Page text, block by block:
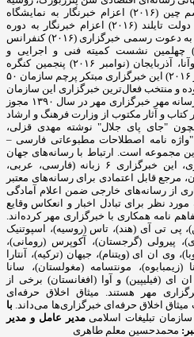
(۲۰۱۶) اجلاس رسانه‌ای جاده ابریشم چین (۲۰۱۶) اعزام خبرنگار به نمایشگاه
صنعت حلال تایلند به دعوت رسمی دولت تایلند (۲۰۱۶) اعزام خبرنگار به دوره
آموزشی خبرگزاری اسپوتنیک روسیه به دعوت رسمی خبرگزاری (۲۰۱۶) کنفرانس
رسانه‌های اسلامی، اندونزی (۲۰۱۶) چهلمین نشست کمیته فنی و اجرایی و
شانزدهمین اجلاس مجمع عمومی اوآنا، آذربایجان (نوامبر ۲۰۱۶) پنجمین کنگره
جهانی خبرگزاری‌ها، آذربایجان (نوامبر ۲۰۱۶) این خبرگزاری مبتکر پرچم سازمان ۵۰
و منتخب فعال‌ترین خبرگزاری این سازمان
در سال ۲۰۱۰ بوده است. انتشارات رسانه مهر خبرگزاری مهر در سال ۱۳۹۰ مجوز
کتاب و آثار مکتوب از وزارت فرهنگ و ارشاد
"جای پای جلال" نوشته مهدی قزلی،
نامه اصطلاحات مطبوعاتی فارسی –
این مجموعه است. ارتباط با رسانه‌های جهان
نظر به حضور بین‌المللی و اثرگذاری، این خبرگزاری ۶ زبانه (فارسی، عربی،
مرجع قابل اعتمادی برای رسانه‌های معتبر
از رسانه‌های خارجی ضمن اعلام آمادگی
نظر برای تبادل اخبار و انعکاس وقایع
نامه همکاری با خبرگزاری مهر کرده‌اند.
پی تی آی (هند)، تاس (روسیه)، اسپوتنیک
پیرولی (گرجستان)، آکوپرس (رومانی)،
وی ان ای (ویتنام)، جیهان (ترکیه)، آنتارا
(زیمبابوه)، مونتسامه (مغولستان)، سانا
ای (فیلیپین) و آوا (افغانستان) برخی از
مهر هستند. میثاق اخلاق حرفه‌ای
اخلاق حرفه‌ای خبرگزاری‌ها می‌داند. با
سازمان تبلیغات اسلامیمدیر عامل و مدیر
محمدحسین معلم طاهری